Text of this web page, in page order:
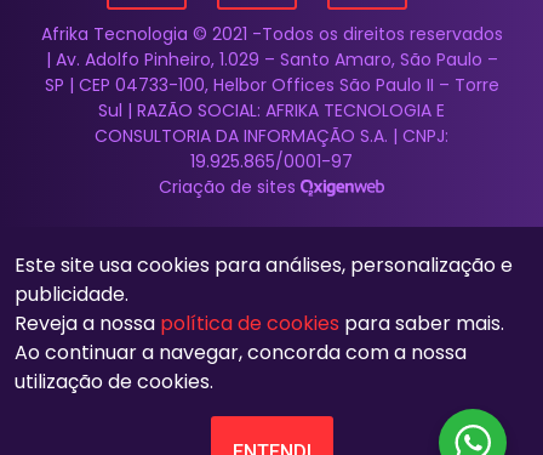
Afrika Tecnologia © 2021 -Todos os direitos reservados
| Av. Adolfo Pinheiro, 1.029 – Santo Amaro, São Paulo –
SP | CEP 04733-100, Helbor Offices São Paulo II – Torre
Sul | RAZÃO SOCIAL: AFRIKA TECNOLOGIA E
CONSULTORIA DA INFORMAÇÃO S.A. | CNPJ:
19.925.865/0001-97
Criação de sites
Este site usa cookies para análises, personalização e
publicidade.
Reveja a nossa política de cookies para saber mais.
Ao continuar a navegar, concorda com a nossa
utilização de cookies.